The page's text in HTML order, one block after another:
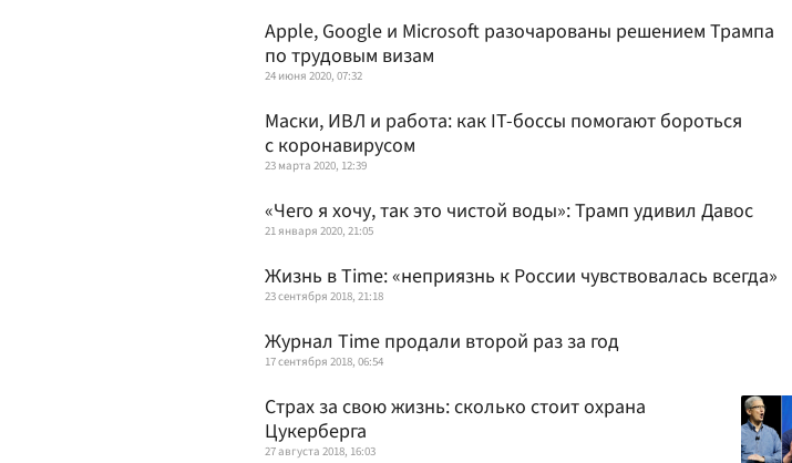
Apple, Google и Microsoft разочарованы решением Трампа
по трудовым визам
24 июня 2020, 07:32
Маски, ИВЛ и работа: как IT-боссы помогают бороться
с коронавирусом
23 марта 2020, 12:39
«Чего я хочу, так это чистой воды»: Трамп удивил Давос
21 января 2020, 21:05
Жизнь в Time: «неприязнь к России чувствовалась всегда»
23 сентября 2018, 21:18
Журнал Time продали второй раз за год
17 сентября 2018, 06:54
Страх за свою жизнь: сколько стоит охрана
Цукерберга
27 августа 2018, 16:03